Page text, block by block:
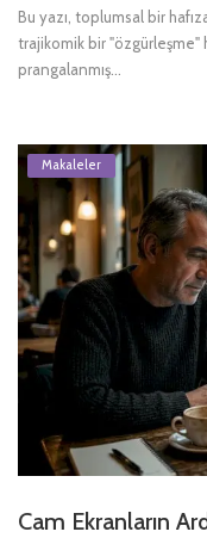
Bu yazı, toplumsal bir
trajikomik bir "özgürleşme"
prangalanmış...
Makaleler
Cam Ekranların